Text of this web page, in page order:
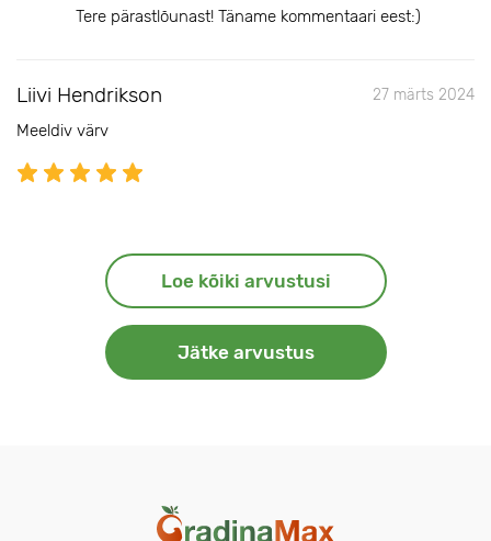
Tere pärastlõunast! Täname kommentaari eest:)
Liivi Hendrikson 27 märts 2024
Meeldiv värv
Loe kõiki arvustusi
Jätke arvustus